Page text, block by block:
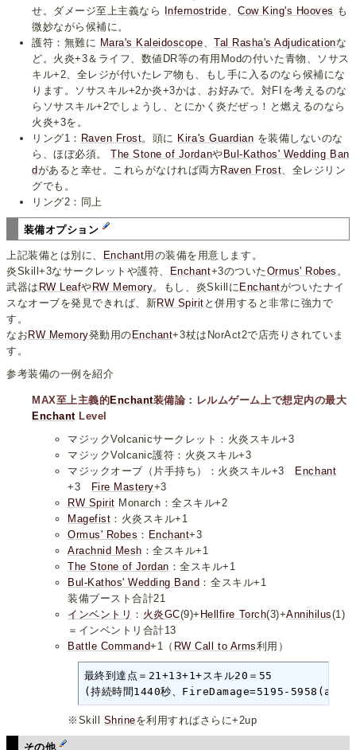
せ。ダメージ至上主義なら Infernostride 、Cow King's Hooves も
微妙ながら候補に。
護符：無難に Mara's Kaleidoscope 、Tal Rasha's Adjudicationな
ど。火炎+3＆ライフ、数値DR等の有用Modの付いた青物、ソサス
キル+2、全レジが付いたレア物も、もし手に入るのなら候補にな
ります。ソサスキル+2か炎+3かは、お好みで。対FIを考えるのな
らソサスキル+2でしょうし、とにかく炎だぜっ！と燃えるのなら
火炎+3を。
リング1： Raven Frost。頭に Kira's Guardian を装備しないのな
ら、ほぼ必須。The Stone of JordanやBul-Kathos' Wedding Ban
dがあると幸せ。これらがなければ両方Raven Frost 、全レジリン
グでも。
リング2：同上
装備オプション
上記装備とは別に、 Enchant用の装備を用意します。
炎Skill+3なサークレットや護符、
Enchant+3のついたOrmus' Robes 。
武器は RW Leafや RW Memory。もし、炎Skillに Enchantがついたナイ
スなオーブを発見できれば、新RW Spirit と併用すると非常に強力で
す。
なお RW Memory発動用の Enchant+3杖はNorAct2で店売りされていま
す。
参考装備の一例を紹介
MAX至上主義的Enchant装備論：レルムゲーム上で想定内の最大
EnchantLevel
マジックVolcanicサークレット：火炎スキル+3
マジックVolcanic護符：火炎スキル+3
マジックオーブ（片手持ち）：火炎スキル+3
Enchant
+3
Fire Mastery+3
RW Spirit Monarch：全スキル+2
Magefist ：火炎スキル+1
Ormus' Robes ： Enchant+3
Arachnid Mesh ：全スキル+1
The Stone of Jordan ：全スキル+1
Bul-Kathos' Wedding Band ：全スキル+1
装備ブースト合計21
インベントリ ： 火炎GC(9)+ Hellfire Torch(3)+Annihilus(1)
＝インベントリ合計13
Battle Command+1（ RW Call to Arms利用）
最終到達点＝21+13+1+スキル20＝55
(持続時間1440秒、FireDamage=5195-
※Skill Shrineを利用すればさらに+2up